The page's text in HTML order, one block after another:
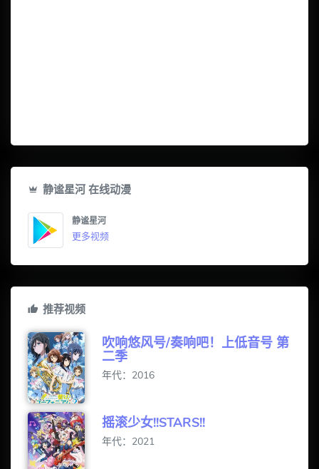
静谧星河 在线动漫
静谧星河
更多视频
推荐视频
吹响悠风号/奏响吧！上低音号 第
二季
年代：2016
摇滚少女!!STARS!!
年代：2021